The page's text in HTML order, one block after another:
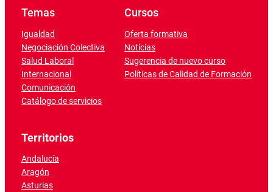
Temas
Igualdad
Negociación Colectiva
Salud Laboral
Internacional
Comunicación
Catálogo de servicios
Cursos
Oferta formativa
Noticias
Sugerencia de nuevo curso
Políticas de Calidad de Formación
Territorios
Andalucía
Aragón
Asturias